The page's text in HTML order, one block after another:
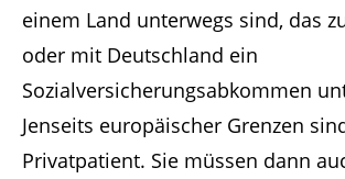
einem Land unterwegs sind, das
oder mit Deutschland ein
Sozialversicherungsabkommen
Jenseits europäischer Grenzen
Privatpatient. Sie müssen dann